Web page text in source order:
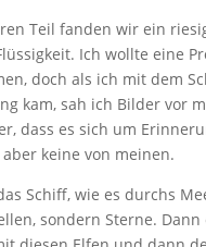
Teil fanden wir ein
Ich wollte eine
doch als ich mit dem
kam, sah ich Bilder vor
dass es sich um
keine von meinen.
Schiff, wie es durchs
sondern Sterne. Dann